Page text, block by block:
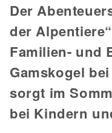
Der
der Alpentiere“
Familien- und
Gamskogel
sorgt im
bei Kindern